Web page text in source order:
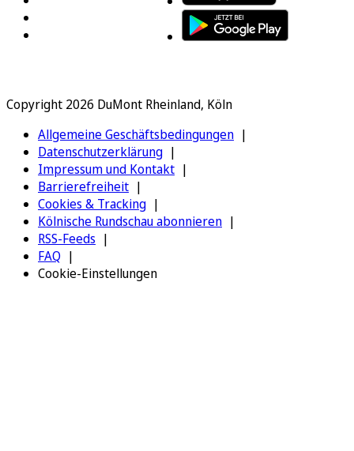
Copyright 2026 DuMont Rheinland, Köln
Allgemeine Geschäftsbedingungen
Datenschutzerklärung
Impressum und Kontakt
Barrierefreiheit
Cookies & Tracking
Kölnische Rundschau abonnieren
RSS-Feeds
FAQ
Cookie-Einstellungen